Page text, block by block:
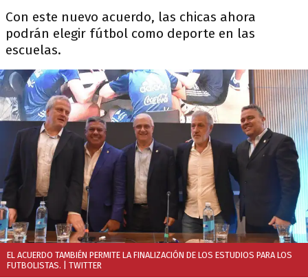
Con este nuevo acuerdo, las chicas ahora
podrán elegir fútbol como deporte en las
escuelas.
EL ACUERDO TAMBIÉN PERMITE LA FINALIZACIÓN DE LOS ESTUDIOS PARA LOS
FUTBOLISTAS. | TWITTER